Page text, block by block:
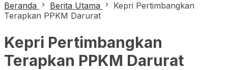
Beranda
Berita Utama
Kepri Pertimbangkan
Terapkan PPKM Darurat
Kepri Pertimbangkan
Terapkan PPKM Darurat